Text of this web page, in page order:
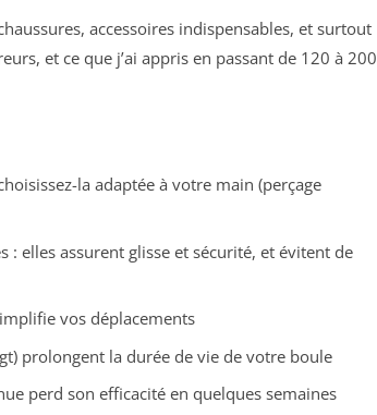
accessoires indispensables, et surtout
et ce que j’ai appris en passant de 120 à 200
la adaptée à votre main (perçage
elles assurent glisse et sécurité, et évitent de
vos déplacements
prolongent la durée de vie de votre boule
perd son efficacité en quelques semaines